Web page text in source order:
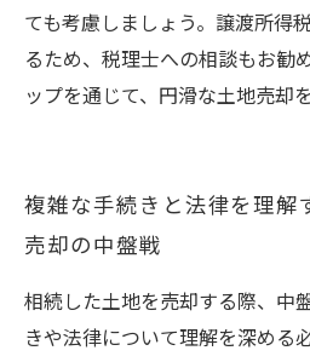
ても考慮しましょう。譲渡所得
るため、税理士への相談もお勧
ップを通じて、円滑な土地売却
複雑な手続きと法律を理解
売却の中盤戦
相続した土地を売却する際、中
きや法律について理解を深める